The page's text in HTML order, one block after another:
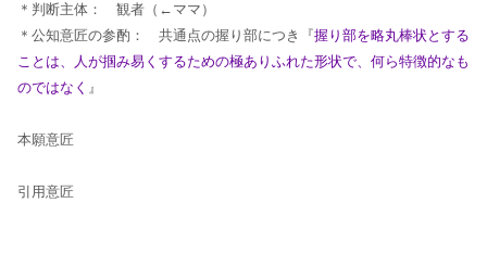
＊判断主体： 観者（←ママ）
＊公知意匠の参酌： 共通点の握り部につき『握り部を略丸棒状とする
ことは、人が掴み易くするための極ありふれた形状で、何ら特徴的なも
のではなく 』
本願意匠
引用意匠